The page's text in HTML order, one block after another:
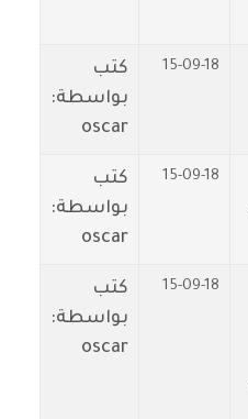
15-09-18
كتب
بواسطة:
oscar
15-09-18
كتب
بواسطة:
oscar
15-09-18
كتب
بواسطة:
oscar